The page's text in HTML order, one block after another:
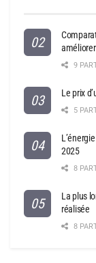
9
Le prix
5
2025
8
La plus
réalisée
8